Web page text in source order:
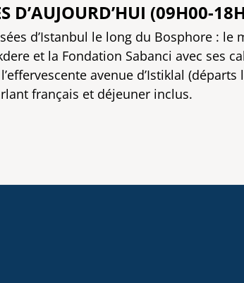
D’AUJOURD’HUI (09H00-
d’Istanbul le long du Bosphore : le
et la Fondation Sabanci avec ses
avenue d’Istiklal
français et déjeuner inclus.